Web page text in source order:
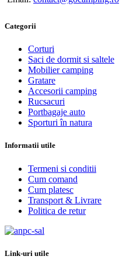
Categorii
Corturi
Saci de dormit si saltele
Mobilier camping
Gratare
Accesorii camping
Rucsacuri
Portbagaje auto
Sporturi în natura
Informatii utile
Termeni si conditii
Cum comand
Cum platesc
Transport & Livrare
Politica de retur
Link-uri utile